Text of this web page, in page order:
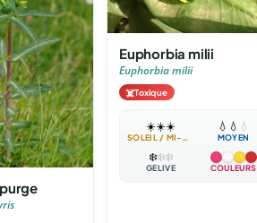
Euphorbia milii
Euphorbia milii
☠️Toxique
☀️☀️☀️
SOLEIL / MI-OMBRE
💧 💧 💧
MOYEN
❄️❄️❄️
GÉLIVE COULEURS